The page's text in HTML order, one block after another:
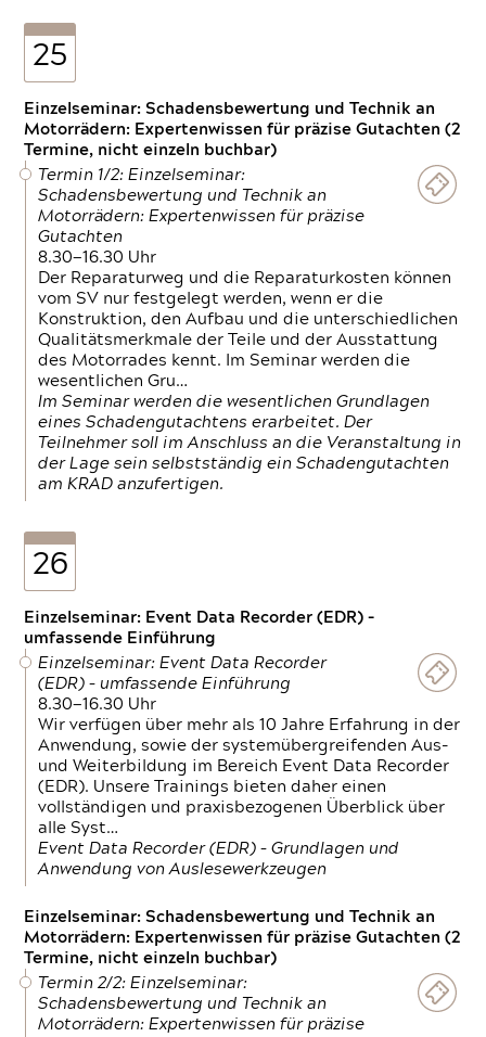
25
Einzelseminar: Schadensbewertung und Technik an
Motorrädern: Expertenwissen für präzise Gutachten (2
Termine, nicht einzeln buchbar)
Termin 1/2: Einzelseminar:
Schadensbewertung und Technik an
Motorrädern: Expertenwissen für präzise
Gutachten
8.30—16.30 Uhr
Der Reparaturweg und die Reparaturkosten können
vom SV nur festgelegt werden, wenn er die
Konstruktion, den Aufbau und die unterschiedlichen
Qualitätsmerkmale der Teile und der Ausstattung
des Motorrades kennt. Im Seminar werden die
wesentlichen Gru…
Im Seminar werden die wesentlichen Grundlagen
eines Schadengutachtens erarbeitet. Der
Teilnehmer soll im Anschluss an die Veranstaltung in
der Lage sein selbstständig ein Schadengutachten
am KRAD anzufertigen.
26
Einzelseminar: Event Data Recorder (EDR) –
umfassende Einführung
Einzelseminar: Event Data Recorder
(EDR) – umfassende Einführung
8.30—16.30 Uhr
Wir verfügen über mehr als 10 Jahre Erfahrung in der
Anwendung, sowie der systemübergreifenden Aus-
und Weiterbildung im Bereich Event Data Recorder
(EDR). Unsere Trainings bieten daher einen
vollständigen und praxisbezogenen Überblick über
alle Syst…
Event Data Recorder (EDR) – Grundlagen und
Anwendung von Auslesewerkzeugen
Einzelseminar: Schadensbewertung und Technik an
Motorrädern: Expertenwissen für präzise Gutachten (2
Termine, nicht einzeln buchbar)
Termin 2/2: Einzelseminar:
Schadensbewertung und Technik an
Motorrädern: Expertenwissen für präzise